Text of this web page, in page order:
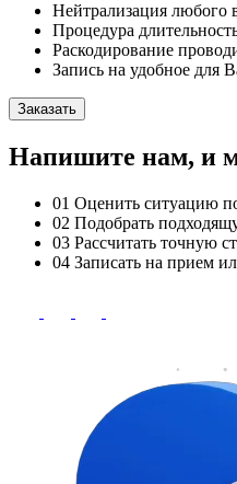
Нейтрализация любого
Процедура
Раскодирование
Запись на удобное для
Заказать
Напишите нам, и
01 Оценить ситуацию
02 Подобрать
03 Рассчитать точную
04 Записать на прием